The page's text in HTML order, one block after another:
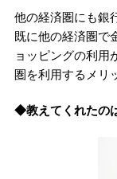
他の経済圏にも銀
既に他の経済圏で
ョッピングの利用
圏を利用するメリ
◆教えてくれたの